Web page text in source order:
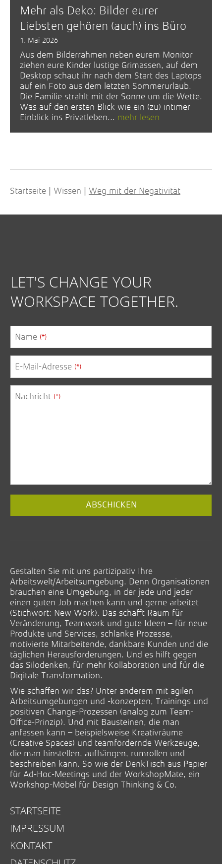
Mehr als Deko: Bilder eurer
Liebsten gehören (auch) ins Büro
1. Mai 2026
Aus dem Bilderrahmen neben eurem Monitor
ziehen eure Kinder lustige Grimassen, auf dem
Desktop schaut ihr nach dem Start des Laptops
auf ein Foto aus dem letzten Sommerurlaub.
Die Familie strahlt mit der Sonne um die Wette.
Was auf den ersten Blick wie ein (zu) intimer
Einblick ins Privatleben... mehr lesen
Startseite Wissen Weg mit der Negativität
LET'S CHANGE YOUR
WORKSPACE TOGETHER.
Number (*)
Name (*)
E-Mail-Adresse (*)
Nachricht (*)
ABSCHICKEN
Gestalten Sie mit uns partizipativ Ihre
Arbeitswelt/Arbeitsumgebung. Denn Organisationen
brauchen eine Umgebung, in der jede und jeder
einen guten Job machen kann und gerne arbeitet
(Stichwort: New Work). Das schafft Raum für
Veränderung, Teamwork und gute Ideen – für neue
Produkte und Services, schlanke Prozesse,
motivierte Mitarbeitende, dankbare Kunden und die
täglichen Herausforderungen. Und es hilft gegen
das Silodenken, für mehr Kollaboration und für die
Digitale Transformation.
Wie schaffen wir das? Unter anderem mit agilen
Arbeitsumgebungen und -konzepten, Trainings und
positiven Change-Prozessen (analog zum Team-
Office-Prinzip). Und mit Bausteinen, die man
anfassen kann – beispielsweise Kreativräume
(Creative Spaces) und teamfördernde Werkzeuge,
die man hinstellen, aufhängen, rumrollen und
beschreiben kann. So wie der DenkTisch aus Papier
für Ad-Hoc-Meetings und der WorkshopMate, ein
Workshop-Möbel für Design Thinking & Co.
STARTSEITE
IMPRESSUM
KONTAKT